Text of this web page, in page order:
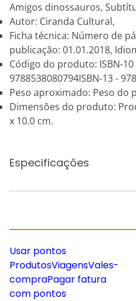
Amigos dinossauros,
Autor: Ciranda Cultural,
Ficha técnica: Número de
publicação: 01.01.2018,
Código do produto: ISBN-10
9788538080794ISBN-13 -
Peso aproximado: Peso do
Dimensões do produto:
x 10.0 cm.
Especificações
Usar pontos
ProdutosViagensVales-
compraPagar fatura
com pontos